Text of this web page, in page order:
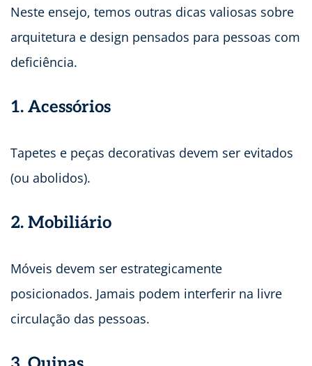
Neste ensejo, temos outras dicas valiosas sobre
arquitetura e design pensados para pessoas com
deficiência.
1. Acessórios
Tapetes e peças decorativas devem ser evitados
(ou abolidos).
2. Mobiliário
Móveis devem ser estrategicamente
posicionados. Jamais podem interferir na livre
circulação das pessoas.